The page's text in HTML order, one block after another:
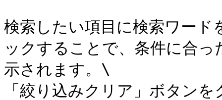
検索したい項目に検索ワード
ックすることで、条件に合
示されます。\
「絞り込みクリア」ボタン